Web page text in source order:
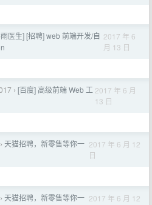
医生] [招聘] web 前端开发/自 2017 年 6
月 13 日
› [百度] 高级前端 Web 工 2017 年 6 月
13 日
› 天猫招聘，新零售等你一 2017 年 6 月 12
日
› 天猫招聘，新零售等你一 2017 年 6 月 12